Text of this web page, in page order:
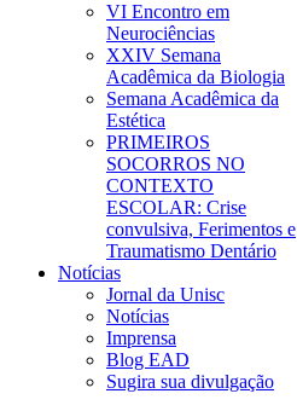
VI Encontro em
Neurociências
XXIV Semana
Acadêmica da Biologia
Semana Acadêmica da
Estética
PRIMEIROS
SOCORROS NO
CONTEXTO
ESCOLAR: Crise
convulsiva, Ferimentos e
Traumatismo Dentário
Notícias
Jornal da Unisc
Notícias
Imprensa
Blog EAD
Sugira sua divulgação